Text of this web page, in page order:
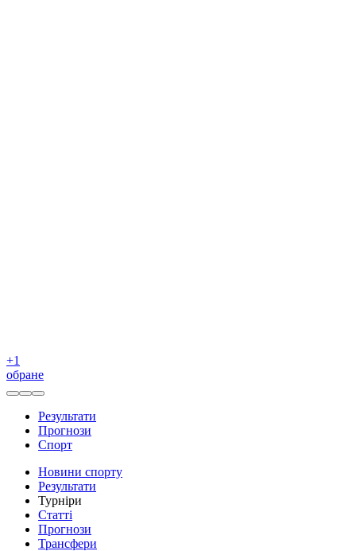
+1
обране
Результати
Прогнози
Спорт
Новини спорту
Результати
Турніри
Статті
Прогнози
Трансфери